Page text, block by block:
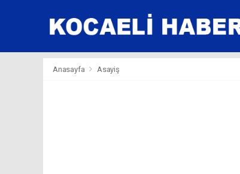
Anasayfa Asayiş